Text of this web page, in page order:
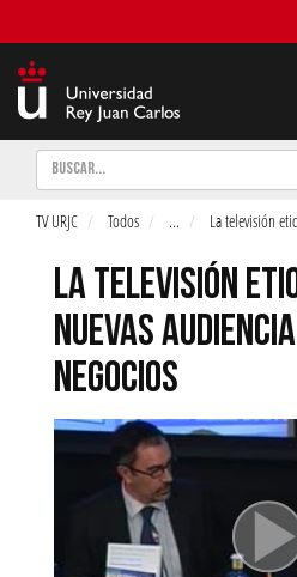
Buscar
TV URJC Todos ... La televisión
LA TELEVISIÓN
NUEVAS
NEGOCIOS